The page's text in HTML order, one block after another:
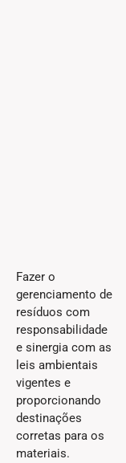
Fazer o
gerenciamento de
resíduos com
responsabilidade
e sinergia com as
leis ambientais
vigentes e
proporcionando
destinações
corretas para os
materiais.